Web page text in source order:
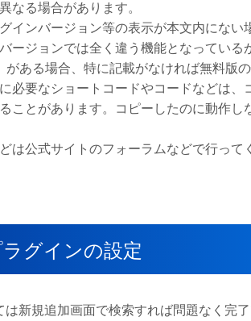
なる場合があります。
インバージョン等の表示が本文内にない
ージョンでは全く違う機能となっている
ある場合、特に記載がなければ無料版
必要なショートコードやコードなどは、
ことがあります。コピーしたのに動作し
は公式サイトのフォーラムなどで行って
ラグインの設定
新規追加画面で検索すれば問題なく完了